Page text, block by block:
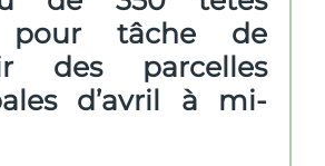
pour tâche de
des parcelles
d’avril à mi-